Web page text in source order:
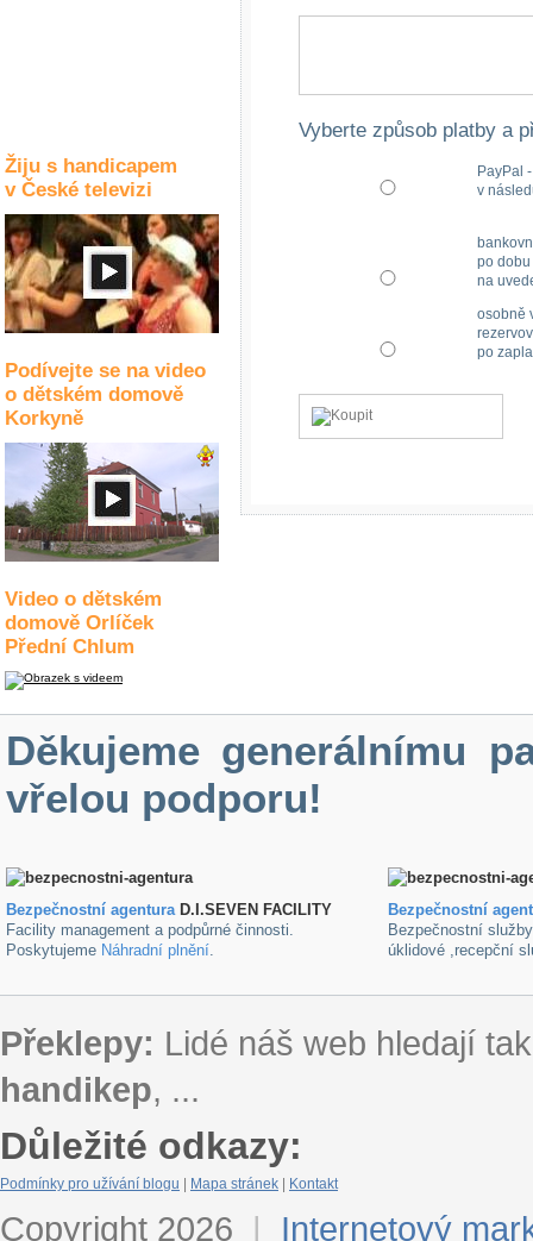
Žiju s handicapem
v České televizi
Podívejte se na video
o dětském domově
Korkyně
Video o dětském
domově Orlíček
Přední Chlum
Vyberte způsob platby a
PayPal
v
po
na
osobně
po
Děkujeme generálnímu
vřelou podporu!
Bezpečnostní agenturaD.I.SEVEN FACILITY
Facility management a podpůrné činnosti.
Poskytujeme Náhradní plnění.
Bezpečnostní
Bezpečnostní
úklidové ,recepční
Překlepy: Lidé náš web hledají
handikep, ...
Důležité odkazy:
Podmínky pro užívání blogu Mapa stránek Kontakt
Copyright 2026 | Internetový